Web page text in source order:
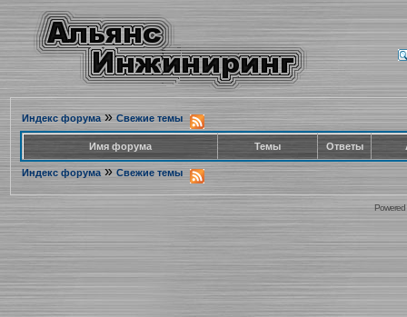
Индекс форума» Свежие темы
Имя форума Темы Ответы
Индекс форума » Свежие темы